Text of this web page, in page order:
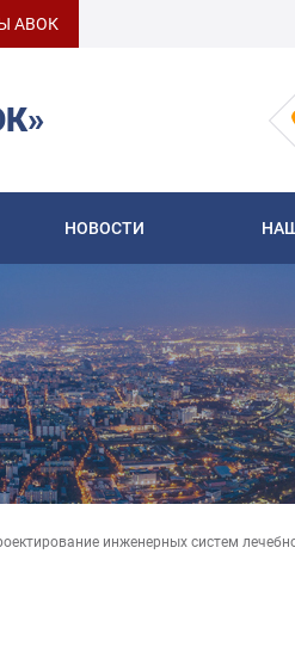
АВОК
НОВОСТИ
инженерных систем